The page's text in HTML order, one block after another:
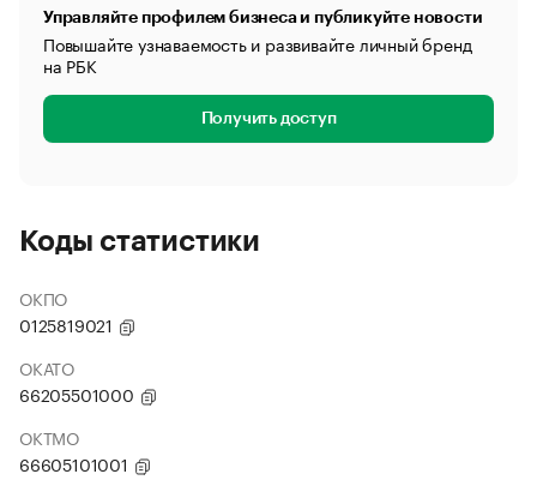
Управляйте профилем бизнеса и публикуйте новости
Повышайте узнаваемость и развивайте личный бренд
на РБК
Получить доступ
Коды статистики
ОКПО
0125819021
ОКАТО
66205501000
ОКТМО
66605101001